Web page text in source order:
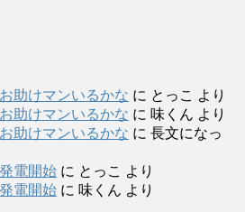
助けマンいるかな に とっこ より
助けマンいるかな に 味くん より
助けマンいるかな に 長文になっ
電開始 に とっこ より
電開始 に 味くん より